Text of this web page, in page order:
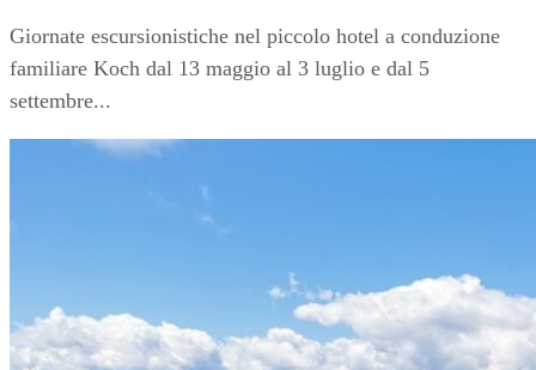
Giornate escursionistiche nel piccolo hotel a conduzione
familiare Koch dal 13 maggio al 3 luglio e dal 5
settembre...